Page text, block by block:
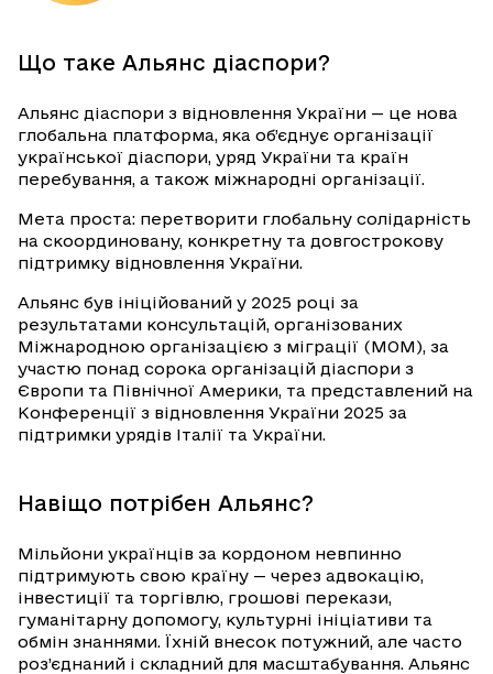
Що таке Альянс діаспори?
Альянс діаспори з відновлення України — це нова
глобальна платформа, яка об’єднує організації
української діаспори, уряд України та країн
перебування, а також міжнародні організації.
Мета проста: перетворити глобальну солідарність
на скоординовану, конкретну та довгострокову
підтримку відновлення України.
Альянс був ініційований у 2025 році за
результатами консультацій, організованих
Міжнародною організацією з міграції (МОМ), за
участю понад сорока організацій діаспори з
Європи та Північної Америки, та представлений на
Конференції з відновлення України 2025 за
підтримки урядів Італії та України.
Навіщо потрібен Альянс?
Мільйони українців за кордоном невпинно
підтримують свою країну — через адвокацію,
інвестиції та торгівлю, грошові перекази,
гуманітарну допомогу, культурні ініціативи та
обмін знаннями. Їхній внесок потужний, але часто
роз’єднаний і складний для масштабування. Альянс